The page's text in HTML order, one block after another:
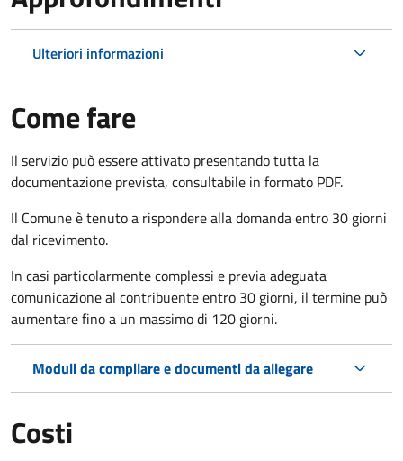
Ulteriori informazioni
Come fare
Il servizio può essere attivato presentando tutta la
documentazione prevista, consultabile in formato PDF.
Il Comune è tenuto a rispondere alla domanda entro 30 giorni
dal ricevimento.
In casi particolarmente complessi e previa adeguata
comunicazione al contribuente entro 30 giorni, il termine può
aumentare fino a un massimo di 120 giorni.
Moduli da compilare e documenti da allegare
Costi